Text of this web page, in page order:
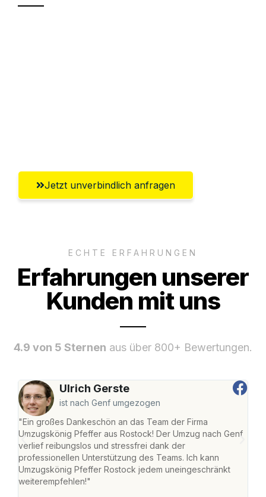
Jetzt unverbindlich anfragen
ECHTE ERFAHRUNGEN
Erfahrungen unserer
Kunden mit uns
4.9 von 5 Sternen aus über 800+ Bewertungen.
Ulrich Gerste
ist nach Genf umgezogen
"Ein großes Dankeschön an das Team der Firma
Umzugskönig Pfeffer aus Rostock! Der Umzug nach Genf
verlief reibungslos und stressfrei dank der
professionellen Unterstützung des Teams. Ich kann
Umzugskönig Pfeffer Rostock jedem uneingeschränkt
weiterempfehlen!"